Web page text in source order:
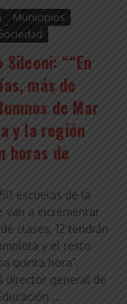
Municipios
““En
más de
de Mar
y la región
horas de
escuelas de la
van a incrementar
clases, 12 tendrán
y el resto
quinta hora”,
director general de
...